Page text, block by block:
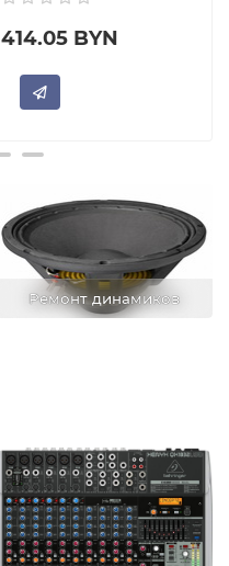
414.05 BYN
Ремонт динамиков